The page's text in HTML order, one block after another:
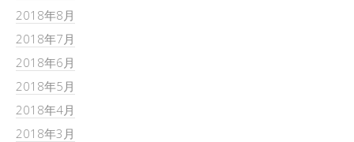
2018年8月
2018年7月
2018年6月
2018年5月
2018年4月
2018年3月